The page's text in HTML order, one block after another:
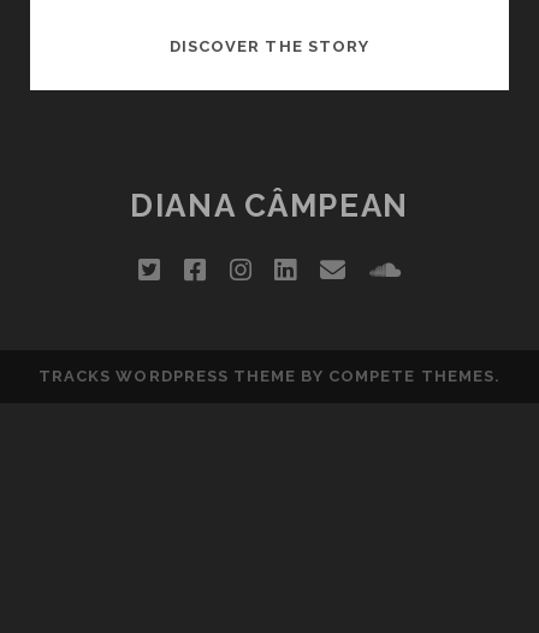
DISCOVER THE STORYFILMUL,
SÂMBĂTĂ
DIANA CÂMPEAN
twitterfacebookinstagram
linkedin
emailsoundcloud
TRACKS WORDPRESS THEME BY COMPETE THEMES.